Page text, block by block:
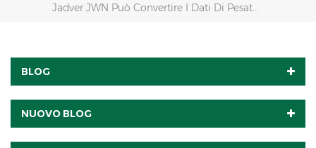
Jadver JWN Può Convertire I Dati Di Pesatura In File CSV Archiviati Nell'U-Disk
BLOG
NUOVO BLOG